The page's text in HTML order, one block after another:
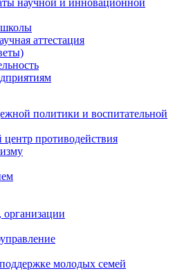
научной и инновационной
аттестация
политики и воспитательной
противодействия
молодых семей